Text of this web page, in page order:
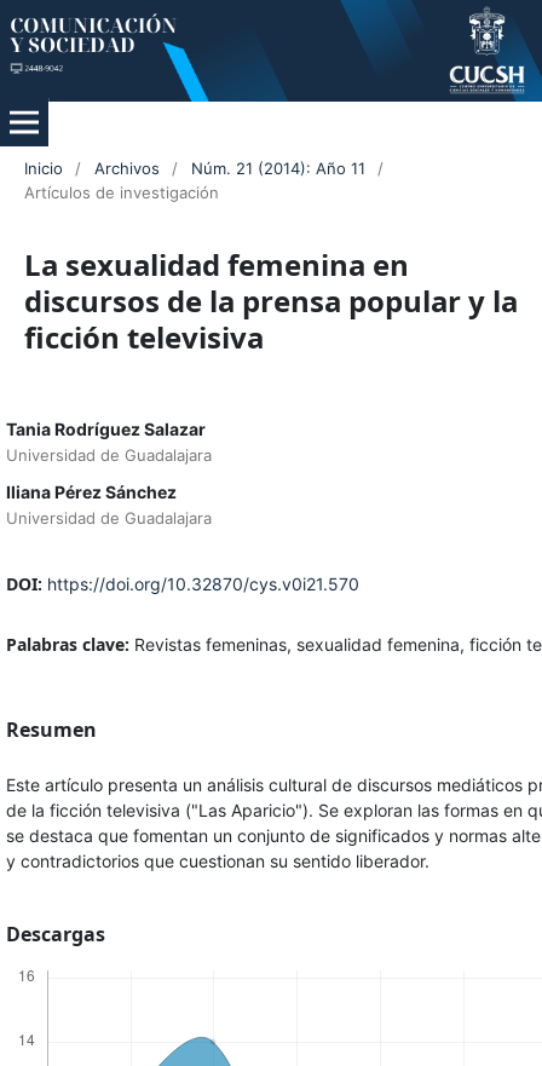
Inicio / Archivos / Núm. 21 (2014): Año 11
/
Artículos de investigación
La sexualidad femenina en
discursos de la prensa popular y la
ficción televisiva
Tania Rodríguez Salazar
Universidad de Guadalajara
Iliana Pérez Sánchez
Universidad de Guadalajara
DOI: https://doi.org/10.32870/cys.v0i21.570
Palabras clave: Revistas femeninas, sexualidad femenina, ficción
Resumen
Este artículo presenta un análisis cultural de discursos mediáticos
de la ficción televisiva ("Las Aparicio"). Se exploran las formas en
se destaca que fomentan un conjunto de significados y normas
y contradictorios que cuestionan su sentido liberador.
Descargas